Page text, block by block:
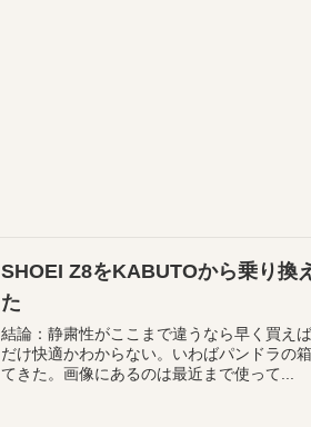
SHOEI Z8をKABUTOから乗り換
た
結論：静粛性がここまで違うなら早く買え
だけ快適かわからない。いわばパンドラの
てきた。画像にあるのは最近まで使って...